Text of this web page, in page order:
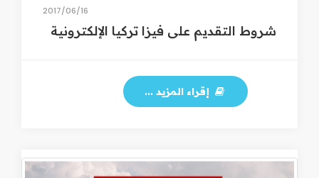
16‏/06‏/2017
شروط التقديم على فيزا تركيا الإلكترونية
إقراء المزيد ...